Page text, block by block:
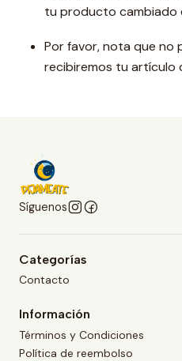
tu producto cambiado
Por favor, nota que no
recibiremos tu artículo
Síguenos
Categorías
Contacto
Información
Términos y Condiciones
Política de reembolso